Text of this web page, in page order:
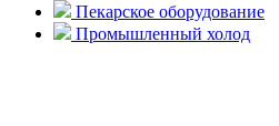
Пекарское оборудование
Промышленный холод